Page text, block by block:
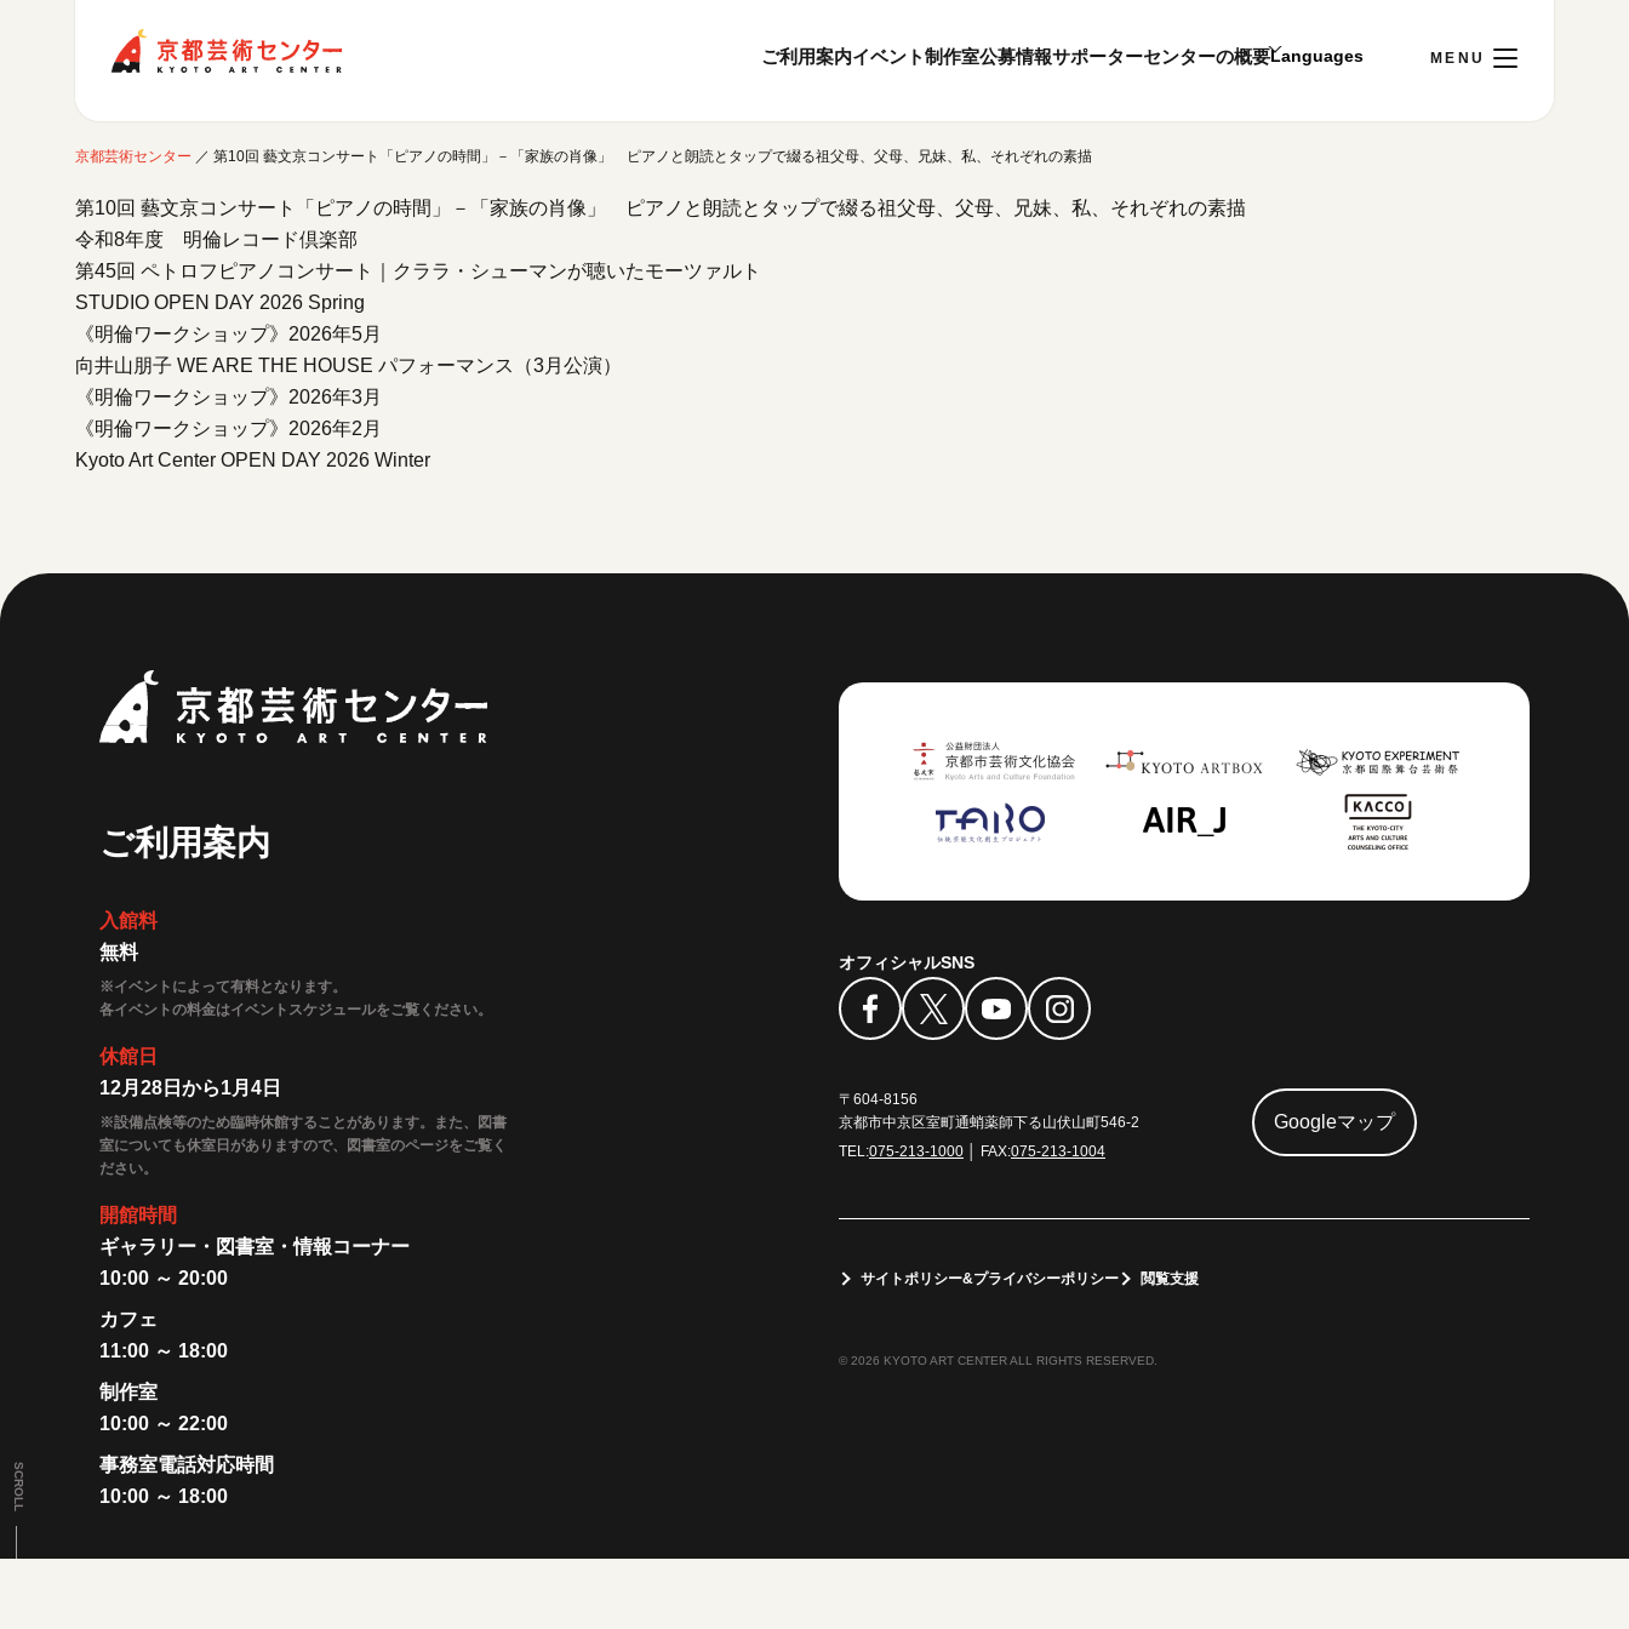
ご利用案内イベント制作室公募情報サポーターセンターの概要
ご利用案内
開館時間・アクセシビリティ
フロアガイド
交通アクセス
図書室・情報コーナー
カフェ・ショップ
よくあるご質問
取材／視察・見学／撮影
イベントに参加する
開催中のイベント
月間スケジュール
センターのプログラム・事業
制作室を使う
制作室について
制作室の使用方法・募集要項
制作室の設備
公募情報
ボランティア・サポーター
ボランティア
8 6
本日開館 10:00～22:00
SCROLL
京都芸術センター ／ 第10回 藝文京コンサート「ピアノの時間」－「家族の肖像」 ピアノと朗読とタップで綴る祖父母、父母、兄妹、私、それぞれの素描
第10回 藝文京コンサート「ピアノの時間」－「家族の肖像」 ピアノと朗読とタップで綴る祖父母、父母、兄妹、私、それぞれの素描
令和8年度 明倫レコード倶楽部
第45回 ペトロフピアノコンサート｜クララ・シューマンが聴いたモーツァルト
STUDIO OPEN DAY 2026 Spring
《明倫ワークショップ》2026年5月
向井山朋子 WE ARE THE HOUSE パフォーマンス（3月公演）
《明倫ワークショップ》2026年3月
《明倫ワークショップ》2026年2月
Kyoto Art Center OPEN DAY 2026 Winter
ご利用案内
入館料
無料
※イベントによって有料となります。
各イベントの料金はイベントスケジュールをご覧ください。
休館日
12月28日から1月4日
※設備点検等のため臨時休館することがあります。また、図書
室についても休室日がありますので、図書室のページをご覧く
ださい。
開館時間
ギャラリー・図書室・情報コーナー
10:00 ～ 20:00
カフェ
11:00 ～ 18:00
制作室
10:00 ～ 22:00
事務室電話対応時間
10:00 ～ 18:00
オフィシャルSNS
〒604-8156
京都市中京区室町通蛸薬師下る山伏山町546-2
TEL:075-213-1000 │ FAX:075-213-1004
Googleマップ
サイトポリシー&プライバシーポリシー 閲覧支援
© 2026 KYOTO ART CENTER ALL RIGHTS RESERVED.